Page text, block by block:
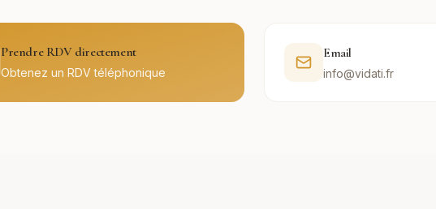
Prendre RDV directement
Obtenez un RDV téléphonique
Email
info@vidati.fr